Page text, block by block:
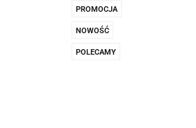
PROMOCJA
NOWOŚĆ
POLECAMY